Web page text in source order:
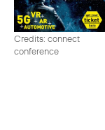
Credits: connect
conference